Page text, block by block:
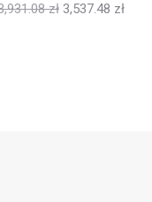
zł 3,537.48 zł